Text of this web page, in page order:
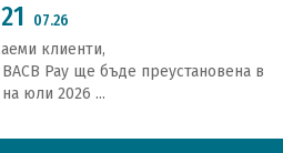
21 07.26
клиенти,
Pay ще бъде преустановена в
юли 2026 ...